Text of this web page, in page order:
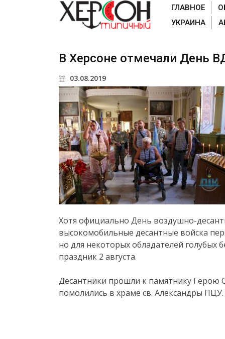
ГЛАВНОЕ
УКРАИНА
В Херсоне отмечали День
03.08.2019
Хотя официально День воздушно-
высокомобильные десантные войска
но для некоторых обладателей голубых
праздник 2 августа.
Десантники прошли к памятнику Герою
помолились в храме св. Александры ПЦУ.